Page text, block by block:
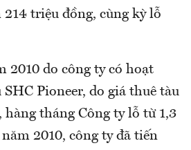
triệu đồng, cùng kỳ lỗ
2010 do công ty có hoạt
Pioneer, do giá thuê tàu
hàng tháng Công ty lỗ từ 1,3
2010, công ty đã tiến